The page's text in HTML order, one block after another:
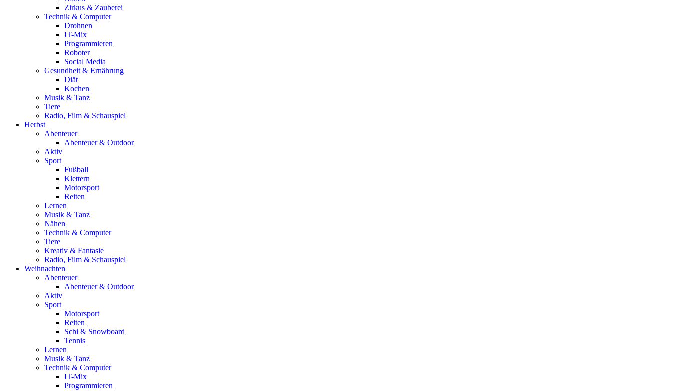
Zirkus & Zauberei
Technik & Computer
Drohnen
IT-Mix
Programmieren
Roboter
Social Media
Gesundheit & Ernährung
Diät
Kochen
Musik & Tanz
Tiere
Radio, Film & Schauspiel
Herbst
Abenteuer
Abenteuer & Outdoor
Aktiv
Sport
Fußball
Klettern
Motorsport
Reiten
Lernen
Musik & Tanz
Nähen
Technik & Computer
Tiere
Kreativ & Fantasie
Radio, Film & Schauspiel
Weihnachten
Abenteuer
Abenteuer & Outdoor
Aktiv
Sport
Motorsport
Reiten
Schi & Snowboard
Tennis
Lernen
Musik & Tanz
Technik & Computer
IT-Mix
Programmieren